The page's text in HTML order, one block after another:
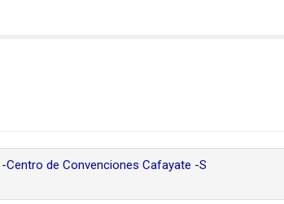
de Convenciones Cafayate -S